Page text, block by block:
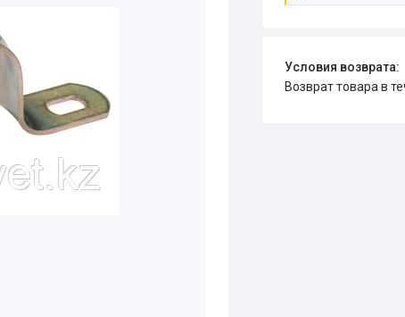
возврат товара в